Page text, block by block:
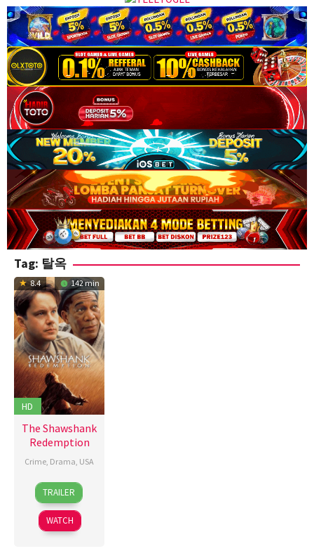
Tag: 탈옥
8.4 142 min
HD
The Shawshank
Redemption
Crime, Drama, USA
10
Sep
1994
Frank
Darabont
Jesse
V.
TRAILER
WATCH